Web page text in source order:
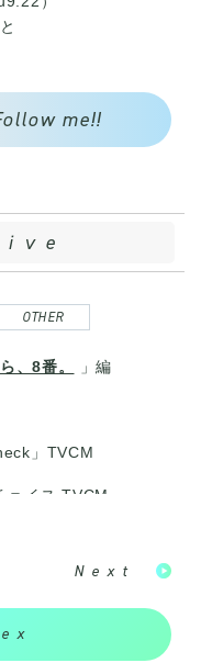
me!!
OTHER
、8番。 」編
」TVCM
ョイス TVCM
Next